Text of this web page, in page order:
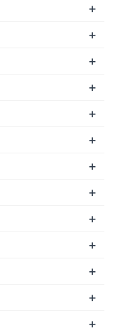
+
+
+
+
+
+
+
+
+
+
+
+
+